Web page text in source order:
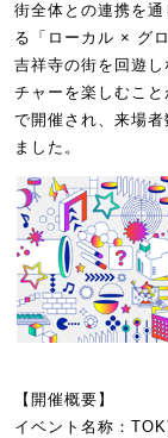
街全体との連携を
る「ローカル × グ
吉祥寺の街を回遊
チャーを楽しむこ
で開催され、来場
ました。
【開催概要】
イベント名称：